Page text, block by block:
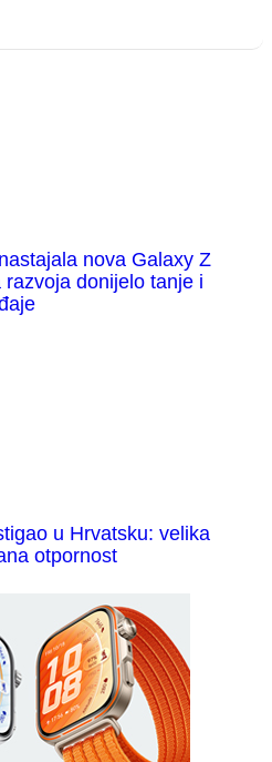
nova Galaxy Z
donijelo tanje i
u Hrvatsku: velika
otpornost